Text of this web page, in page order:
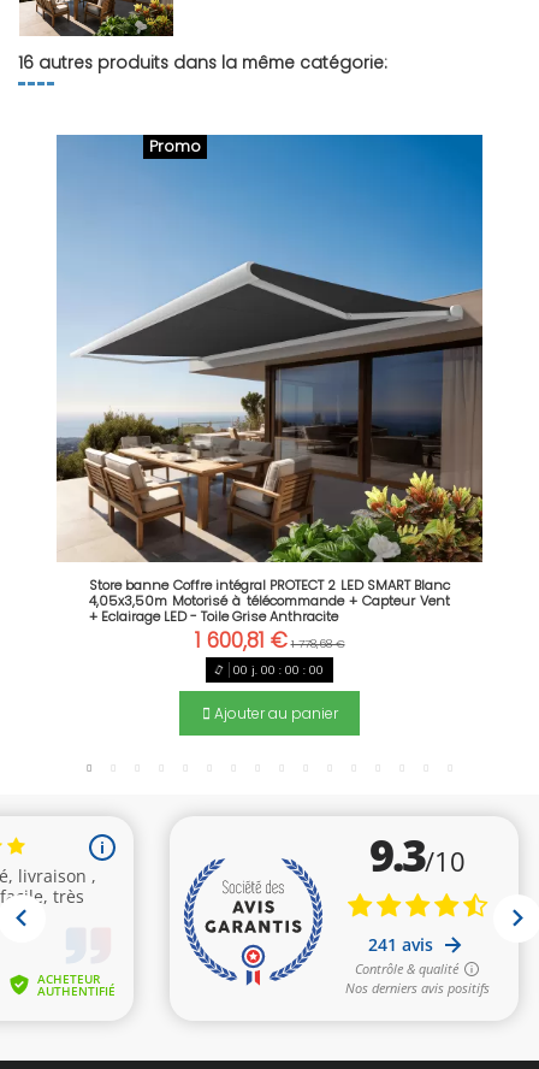
16 autres produits dans la même catégorie:
Promo
Store banne Coffre intégral PROTECT 2 LED SMART Blanc
4,05x3,50m Motorisé à télécommande + Capteur Vent
+ Eclairage LED - Toile Grise Anthracite
1 600,81 € 1 778,68 €
00 j. 00 :00 :00
Ajouter au panier